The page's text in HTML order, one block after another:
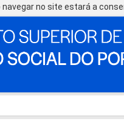
navegar no site estará a